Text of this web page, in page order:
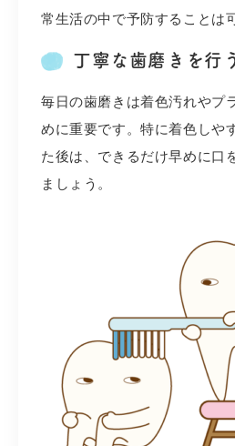
常生活の中で予防することは
丁寧な歯磨きを行
毎日の歯磨きは着色汚れやプ
めに重要です。特に着色しや
た後は、できるだけ早めに口
ましょう。